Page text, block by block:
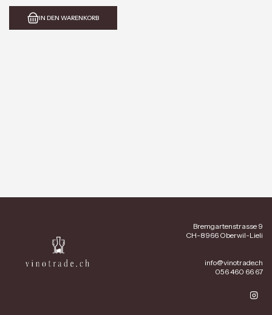
IN DEN WARENKORB
Bremgartenstrasse 9
CH-8966 Oberwil-Lieli
info@vinotrade.ch
056 460 66 67